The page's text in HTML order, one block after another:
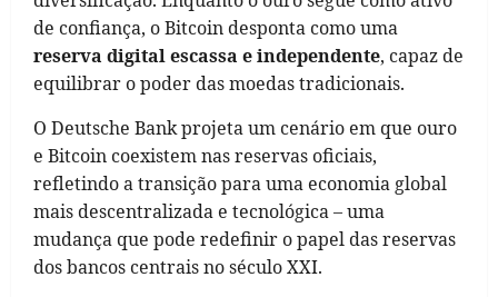
de confiança, o Bitcoin desponta como uma
reserva digital escassa e independente, capaz de
equilibrar o poder das moedas tradicionais.
O Deutsche Bank projeta um cenário em que ouro
e Bitcoin coexistem nas reservas oficiais,
refletindo a transição para uma economia global
mais descentralizada e tecnológica – uma
mudança que pode redefinir o papel das reservas
dos bancos centrais no século XXI.